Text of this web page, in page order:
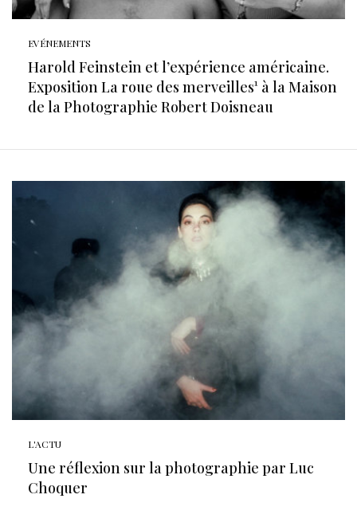
EVÉNEMENTS
Harold Feinstein et l’expérience américaine.
Exposition La roue des merveilles¹ à la Maison
de la Photographie Robert Doisneau
L'ACTU
Une réflexion sur la photographie par Luc
Choquer